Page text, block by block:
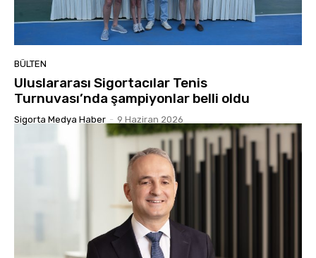
BÜLTEN
Uluslararası Sigortacılar Tenis
Turnuvası’nda şampiyonlar belli oldu
Sigorta Medya Haber - 9 Haziran 2026